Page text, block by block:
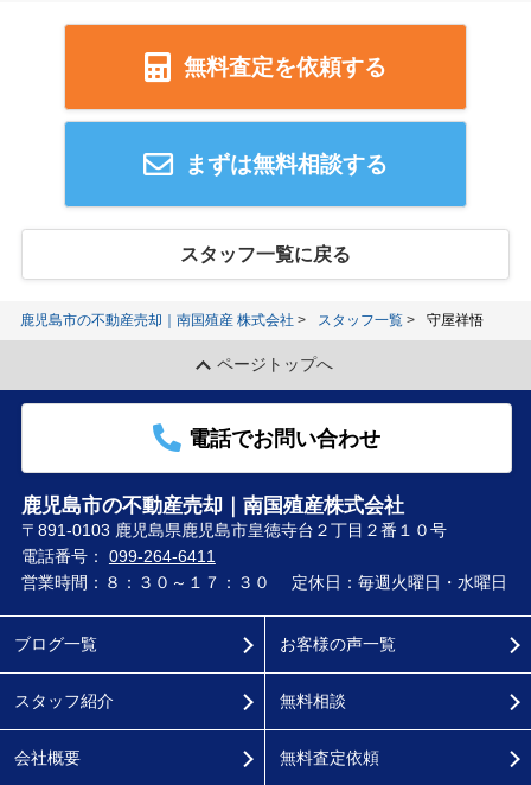
無料査定を依頼する
まずは無料相談する
スタッフ一覧に戻る
鹿児島市の不動産売却｜南国殖産 株式会社 スタッフ一覧 守屋祥悟
ページトップへ
電話でお問い合わせ
鹿児島市の不動産売却｜南国殖産株式会社
〒891-0103 鹿児島県鹿児島市皇徳寺台２丁目２番１０号
電話番号： 099-264-6411
営業時間：８：３０～１７：３０
定休日：毎週火曜日・水曜日
ブログ一覧
スタッフ紹介
会社概要
お客様の声一覧
無料相談
無料査定依頼